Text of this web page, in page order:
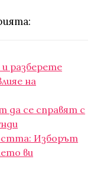
разберете
на
да се справят с
Изборът
ви